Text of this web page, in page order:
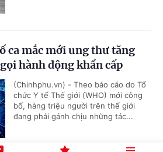
ca mắc mới ung thư tăng
hành động khẩn cấp
(Chinhphu.vn) - Theo báo cáo do Tổ
chức Y tế Thế giới (WHO) mới công
bố, hàng triệu người trên thế giới
đang phải gánh chịu những tác...